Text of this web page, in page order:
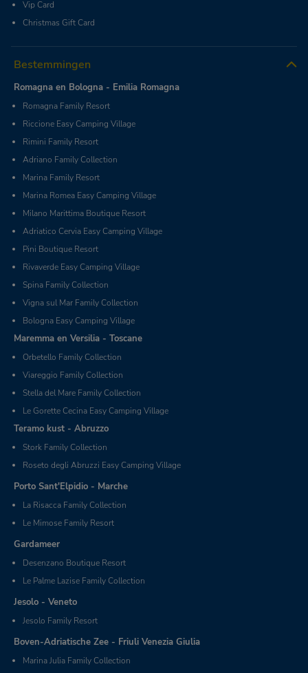
Vip Card
Christmas Gift Card
Bestemmingen
Romagna en Bologna - Emilia Romagna
Romagna Family Resort
Riccione Easy Camping Village
Rimini Family Resort
Adriano Family Collection
Marina Family Resort
Marina Romea Easy Camping Village
Milano Marittima Boutique Resort
Adriatico Cervia Easy Camping Village
Pini Boutique Resort
Rivaverde Easy Camping Village
Spina Family Collection
Vigna sul Mar Family Collection
Bologna Easy Camping Village
Maremma en Versilia - Toscane
Orbetello Family Collection
Viareggio Family Collection
Stella del Mare Family Collection
Le Gorette Cecina Easy Camping Village
Teramo kust - Abruzzo
Stork Family Collection
Roseto degli Abruzzi Easy Camping Village
Porto Sant'Elpidio - Marche
La Risacca Family Collection
Le Mimose Family Resort
Gardameer
Desenzano Boutique Resort
Le Palme Lazise Family Collection
Jesolo - Veneto
Jesolo Family Resort
Boven-Adriatische Zee - Friuli Venezia Giulia
Marina Julia Family Collection